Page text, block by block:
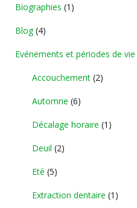
Biographies (1)
Blog(4)
Evénements et périodes de vie
Accouchement (2)
Automne (6)
Décalage horaire (1)
Deuil (2)
Eté (5)
Extraction dentaire (1)